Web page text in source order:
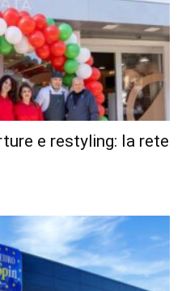
e restyling: la rete